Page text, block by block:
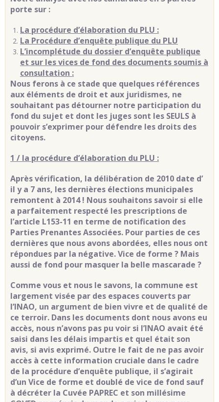
porte sur :
La procédure d’élaboration du PLU :
La Procédure d’enquête publique du PLU
L’incomplétude du dossier d’enquête publique
et sur les vices de fond des documents soumis à
consultation :
Nous ferons à ce stade que quelques références
aux éléments de droit et aux juridismes, ne
souhaitant pas détourner notre participation du
fond du sujet et dont les juges sont les SEULS à
pouvoir s’exprimer pour défendre les droits des
citoyens.
1 / la procédure d’élaboration du PLU :
Après vérification, la délibération de 2010 date d’
il y a 7 ans, les dernières élections municipales
remontent à 2014 ! Nous souhaitons savoir si elle
a parfaitement respecté les prescriptions de
l’article L153-11 en terme de notification des
Parties Prenantes Associées. Pour parties de ces
dernières que nous avons abordées, elles nous ont
répondues par la négative. Vice de forme ? Mais
aussi de fond pour masquer la belle mascarade ?
Comme vous et nous le savons, la commune est
largement visée par des espaces couverts par
l’INAO, un argument de bien vivre et de qualité de
ce terroir. Dans les documents dont nous avons eu
accès, nous n’avons pas pu voir si l’INAO avait été
saisi dans les délais impartis et quel était son
avis, si avis exprimé. Outre le fait de ne pas avoir
accès à cette information cruciale dans le cadre
de la procédure d’enquête publique, il s’agirait
d’un Vice de forme et doublé de vice de fond sauf
à décréter la Cuvée PAPREC et son millésime